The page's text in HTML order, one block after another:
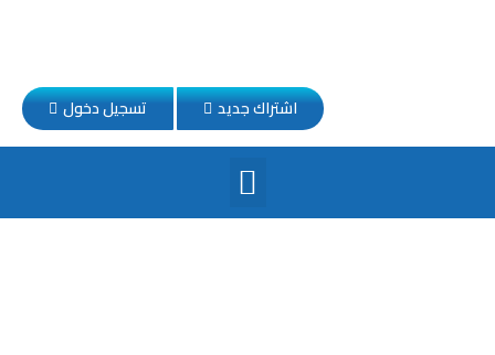
اشتراك جديد تسجيل دخول